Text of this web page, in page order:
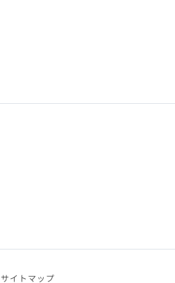
サイトマップ